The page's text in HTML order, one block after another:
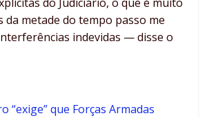
da metade do tempo passo me
indevidas — disse o
“exige” que Forças Armadas